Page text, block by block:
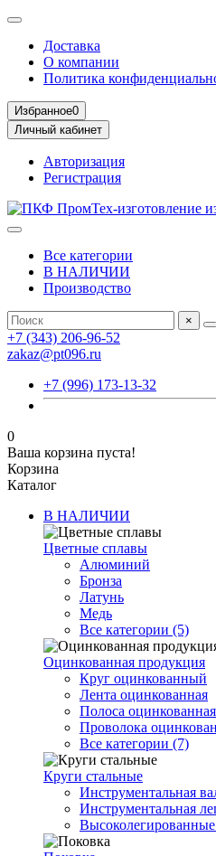
Доставка
О компании
Политика
Избранное0
Личный кабинет
Авторизация
Регистрация
Все категории
В НАЛИЧИИ
Производство
×
+7 (343) 206-96-52
zakaz@pt096.ru
+7 (996) 173-13-32
0
Ваша корзина пуста!
Корзина
Каталог
В НАЛИЧИИ
Цветные сплавы
Алюминий
Бронза
Латунь
Медь
Все категории (5)
Оцинкованная продукция
Круг оцинкованный
Лента оцинкованная
Полоса оцинкованная
Проволока
Все категории (7)
Круги стальные
Инструментальная
Инструментальная
Высоколегированные